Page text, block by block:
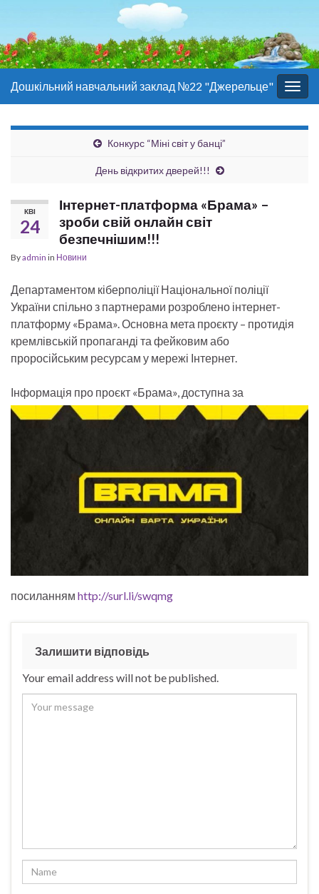
Дошкільний навчальний заклад №22 "Джерельце"
Конкурс “Міні світ у банці”
День відкритих дверей!!!
КВІ
24
Інтернет-платформа «Брама» –
зроби свій онлайн світ
безпечнішим!!!
Byadmin in Новини
Департаментом кіберполіції Національної поліції
України спільно з партнерами розроблено інтернет-
платформу «Брама». Основна мета проєкту – протидія
кремлівській пропаганді та фейковим або
проросійським ресурсам у мережі Інтернет.
Інформація про проєкт «Брама», доступна за
посиланням http://surl.li/swqmg
Залишити відповідь
Your email address will not be published.